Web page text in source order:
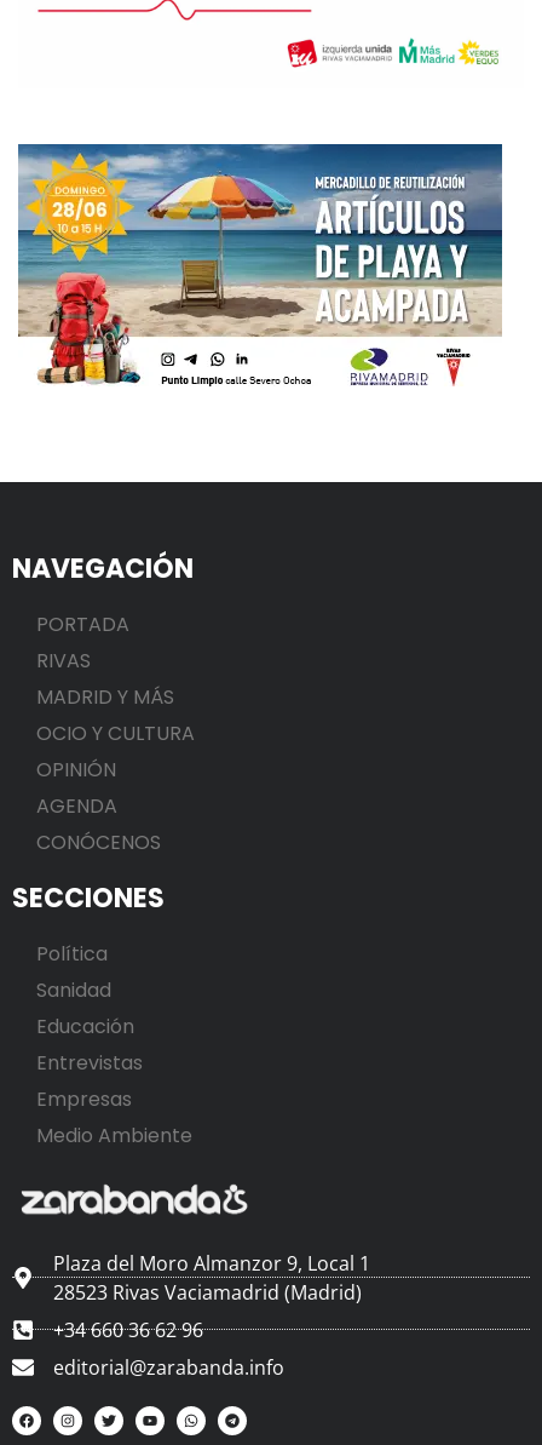
NAVEGACIÓN
PORTADA
RIVAS
MADRID Y MÁS
OCIO Y CULTURA
OPINIÓN
AGENDA
CONÓCENOS
SECCIONES
Política
Sanidad
Educación
Entrevistas
Empresas
Medio Ambiente
Plaza del Moro Almanzor 9, Local 1
28523 Rivas Vaciamadrid (Madrid)
+34 660 36 62 96
editorial@zarabanda.info